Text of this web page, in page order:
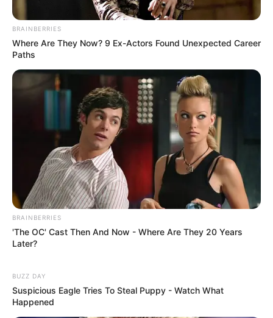
BRAINBERRIES
Where Are They Now? 9 Ex-Actors Found Unexpected Career
Paths
BRAINBERRIES
'The OC' Cast Then And Now - Where Are They 20 Years
Later?
BUZZ DAY
Suspicious Eagle Tries To Steal Puppy - Watch What
Happened